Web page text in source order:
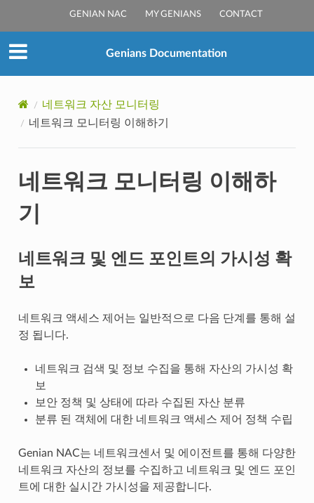
GENIAN NAC MY GENIANS CONTACT
Genians Documentation
네트워크 자산 모니터링
네트워크 모니터링 이해하기
네트워크 모니터링 이해하
기
네트워크 및 엔드 포인트의 가시성 확
보
네트워크 액세스 제어는 일반적으로 다음 단계를 통해 설
정 됩니다.
네트워크 검색 및 정보 수집을 통해 자산의 가시성 확
보
보안 정책 및 상태에 따라 수집된 자산 분류
분류 된 객체에 대한 네트워크 액세스 제어 정책 수립
Genian NAC는 네트워크센서 및 에이전트를 통해 다양한
네트워크 자산의 정보를 수집하고 네트워크 및 엔드 포인
트에 대한 실시간 가시성을 제공합니다.